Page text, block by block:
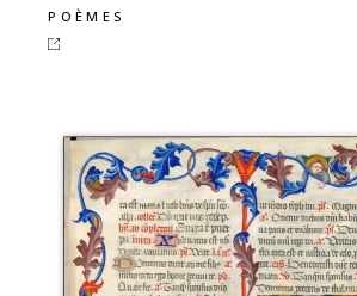
POÈMES